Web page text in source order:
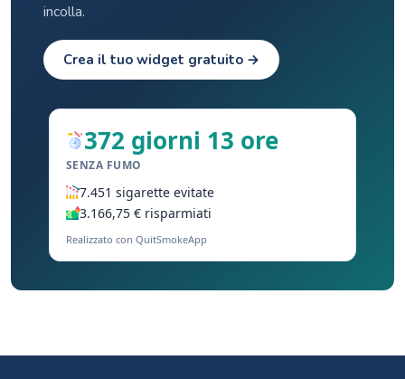
incolla.
Crea il tuo widget gratuito →
372 giorni 13 ore
SENZA FUMO
7.451 sigarette evitate
3.166,75 € risparmiati
Realizzato con QuitSmokeApp